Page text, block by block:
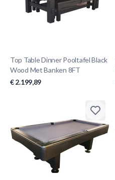
Top Table Dinner Pooltafel Black
Wood Met Banken 8FT
€ 2.199,89